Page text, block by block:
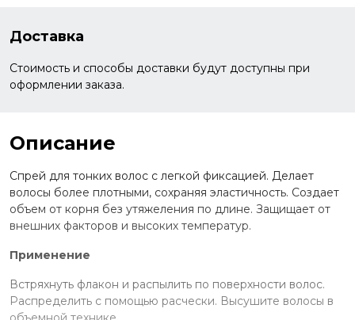
Доставка
Стоимость и способы доставки будут доступны при
оформлении заказа.
Описание
Спрей для тонких волос с легкой фиксацией. Делает
волосы более плотными, сохраняя эластичность. Создает
объем от корня без утяжеления по длине. Защищает от
внешних факторов и высоких температур.
Применение
Встряхнуть флакон и распылить по поверхности волос.
Распределить с помощью расчески. Высушите волосы в